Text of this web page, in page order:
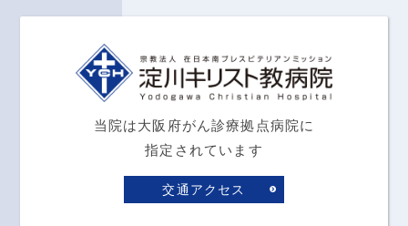
当院は大阪府がん診療拠点病院に
指定されています
交通アクセス